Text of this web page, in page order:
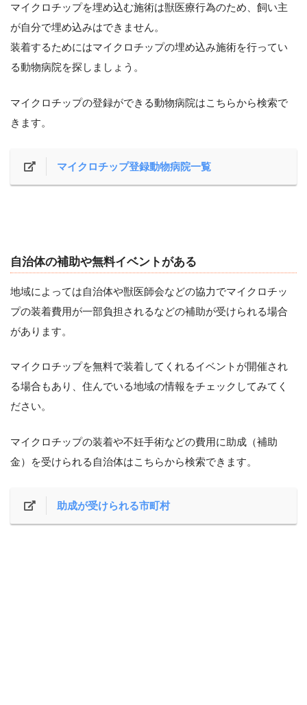
マイクロチップを埋め込む施術は獣医療行為のため、飼い主
が自分で埋め込みはできません。
装着するためにはマイクロチップの埋め込み施術を行ってい
る動物病院を探しましょう。
マイクロチップの登録ができる動物病院はこちらから検索で
きます。
マイクロチップ登録動物病院一覧
自治体の補助や無料イベントがある
地域によっては自治体や獣医師会などの協力でマイクロチッ
プの装着費用が一部負担されるなどの補助が受けられる場合
があります。
マイクロチップを無料で装着してくれるイベントが開催され
る場合もあり、住んでいる地域の情報をチェックしてみてく
ださい。
マイクロチップの装着や不妊手術などの費用に助成（補助
金）を受けられる自治体はこちらから検索できます。
助成が受けられる市町村